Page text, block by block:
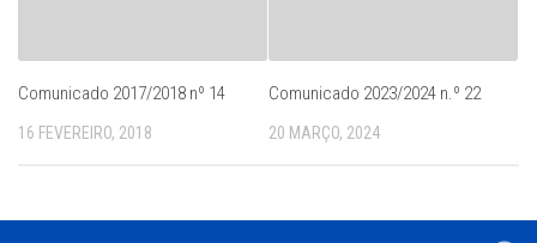
Comunicado 2017/2018 nº 14
16 FEVEREIRO, 2018
Comunicado 2023/2024 n.º 22
20 MARÇO, 2024